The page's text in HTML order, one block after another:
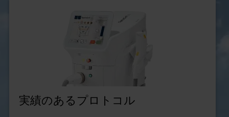
実績のあるプロトコル